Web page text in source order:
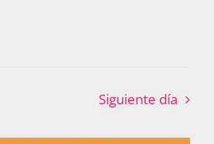
Siguiente día